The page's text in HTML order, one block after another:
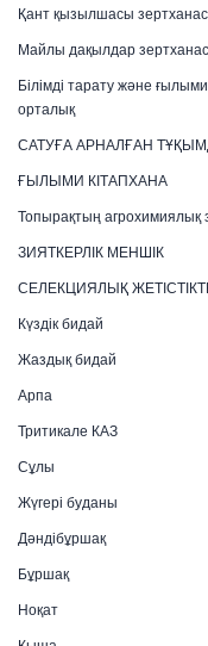
Қант қызылшасы
Майлы дақылдар
Білімді тарату және ғылыми
орталық
САТУҒА АРНАЛҒАН
ҒЫЛЫМИ КІТАПХАНА
Топырақтың агрохимиялық
ЗИЯТКЕРЛІК МЕНШІК
СЕЛЕКЦИЯЛЫҚ
Күздік бидай
Жаздық бидай
Арпа
Тритикале КАЗ
Сұлы
Жүгері буданы
Дәндібұршақ
Бұршақ
Ноқат